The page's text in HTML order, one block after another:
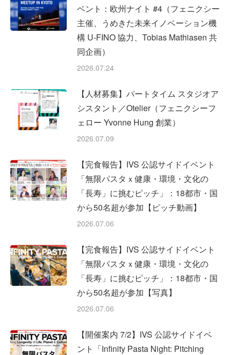
ベント：欧州ナイト #4（フェニクシー
主催、うめきた未来イノベーション機
構 U-FINO 協力、Tobias Mathiasen 共
同企画）
2026.07.24
【人材募集】パートタイム スタジオア
シスタント／Otelier（フェニクシーフ
ェロー Yvonne Hung 創業）
2026.07.09
【完食報告】IVS 公認サイドイベント
「無限パスタｘ健康・環境・文化の
「長寿」に挑むピッチ」：18都市・国
から50名超が参加【ピッチ動画】
2026.07.06
【完食報告】IVS 公認サイドイベント
「無限パスタｘ健康・環境・文化の
「長寿」に挑むピッチ」：18都市・国
から50名超が参加【写真】
2026.07.06
【開催案内 7/2】IVS 公認サイドイベ
ント「Infinity Pasta Night: Pitching